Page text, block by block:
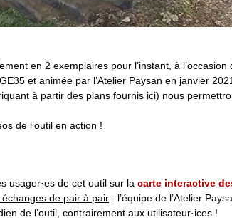
en 2 exemplaires pour l’instant, à
et animée par l’Atelier Paysan en janvier
à partir des plans fournis ici) nous
de l’outil en action !
usager·es de cet outil sur lacarte interactive
de pair à pair : l’équipe de l’Atelier
de l’outil, contrairement aux utilisateur·ices !